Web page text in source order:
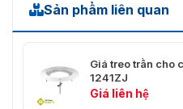
Sản phẩm liên quan
Giá treo trần cho
1241ZJ
Giá liên hệ